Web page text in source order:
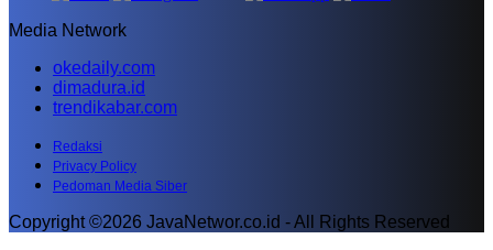
Media Network
okedaily.com
dimadura.id
trendikabar.com
Redaksi
Privacy Policy
Pedoman Media Siber
Copyright ©2026 JavaNetwor.co.id - All Rights Reserved